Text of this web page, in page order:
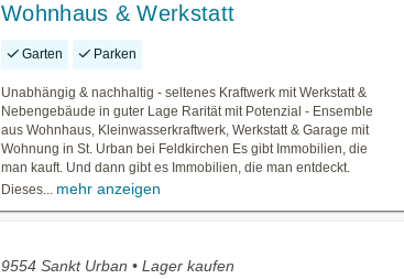
Wohnhaus & Werkstatt
Garten Parken
Unabhängig & nachhaltig - seltenes Kraftwerk mit Werkstatt &
Nebengebäude in guter Lage Rarität mit Potenzial - Ensemble
aus Wohnhaus, Kleinwasserkraftwerk, Werkstatt & Garage mit
Wohnung in St. Urban bei Feldkirchen Es gibt Immobilien, die
man kauft. Und dann gibt es Immobilien, die man entdeckt.
Dieses... mehr anzeigen
9554 Sankt Urban • Lager kaufen